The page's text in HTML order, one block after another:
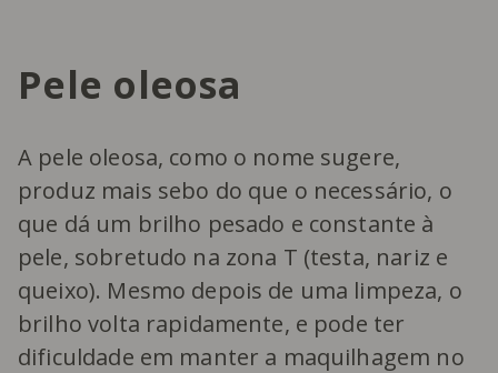
Pele oleosa
A pele oleosa, como o nome sugere,
produz mais sebo do que o necessário, o
que dá um brilho pesado e constante à
pele, sobretudo na zona T (testa, nariz e
queixo). Mesmo depois de uma limpeza, o
brilho volta rapidamente, e pode ter
dificuldade em manter a maquilhagem no